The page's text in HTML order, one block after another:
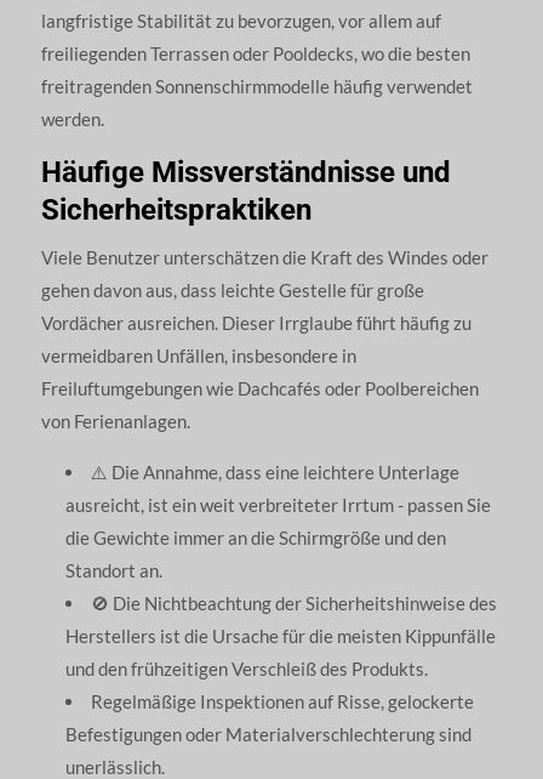
langfristige Stabilität zu bevorzugen, vor allem auf
freiliegenden Terrassen oder Pooldecks, wo die besten
freitragenden Sonnenschirmmodelle häufig verwendet
werden.
Häufige Missverständnisse und
Sicherheitspraktiken
Viele Benutzer unterschätzen die Kraft des Windes oder
gehen davon aus, dass leichte Gestelle für große
Vordächer ausreichen. Dieser Irrglaube führt häufig zu
vermeidbaren Unfällen, insbesondere in
Freiluftumgebungen wie Dachcafés oder Poolbereichen
von Ferienanlagen.
⚠️ Die Annahme, dass eine leichtere Unterlage
ausreicht, ist ein weit verbreiteter Irrtum - passen Sie
die Gewichte immer an die Schirmgröße und den
Standort an.
🚫 Die Nichtbeachtung der Sicherheitshinweise des
Herstellers ist die Ursache für die meisten Kippunfälle
und den frühzeitigen Verschleiß des Produkts.
Regelmäßige Inspektionen auf Risse, gelockerte
Befestigungen oder Materialverschlechterung sind
unerlässlich.